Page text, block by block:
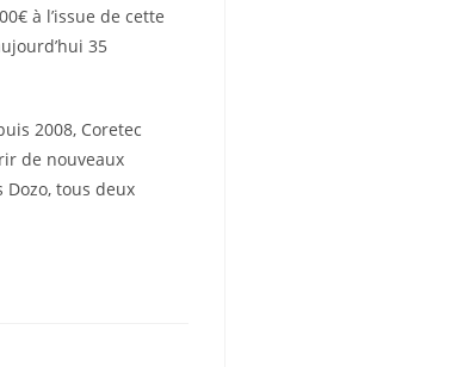
à l’issue de cette
35
2008, Coretec
de nouveaux
Dozo, tous deux